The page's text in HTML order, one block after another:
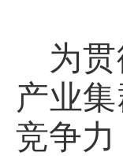
为
产业
竞争力